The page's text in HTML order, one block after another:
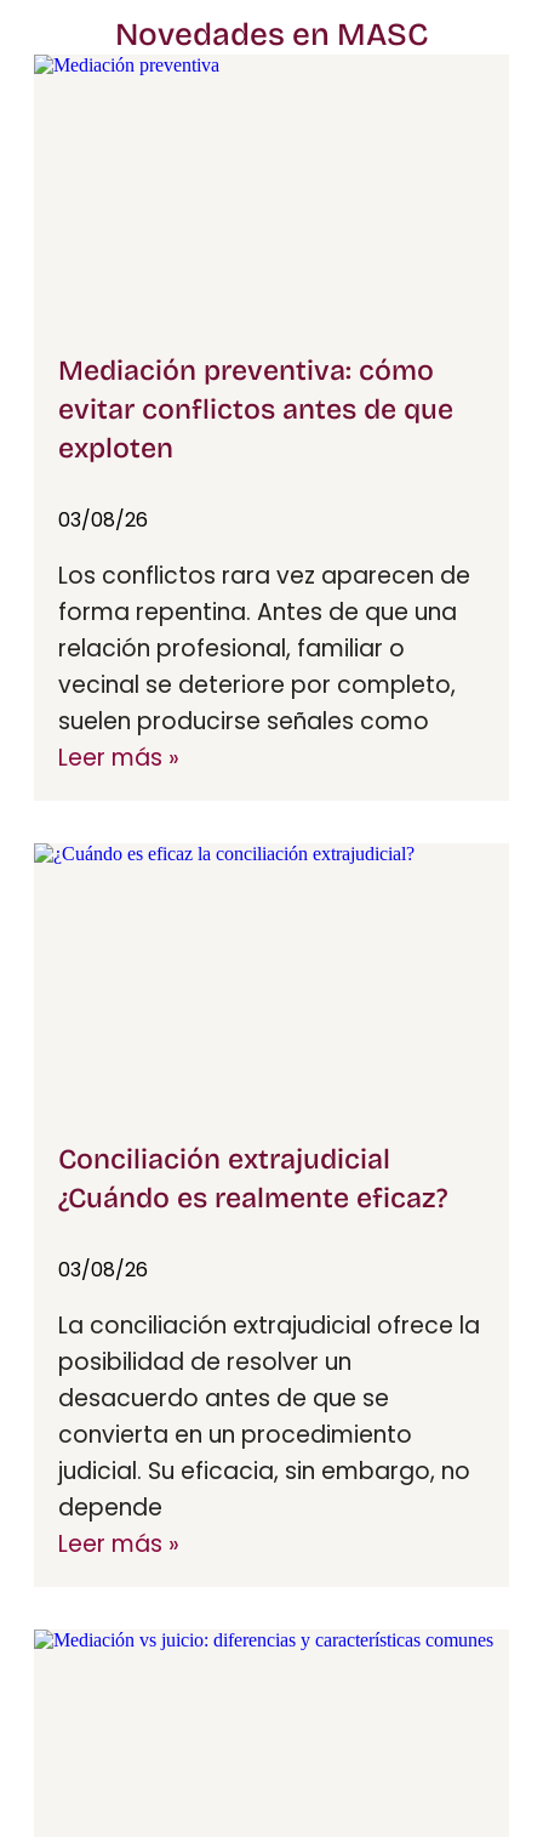
Novedades en MASC
Mediación preventiva: cómo
evitar conflictos antes de que
exploten
03/08/26
Los conflictos rara vez aparecen de
forma repentina. Antes de que una
relación profesional, familiar o
vecinal se deteriore por completo,
suelen producirse señales como
Leer más »
Conciliación extrajudicial
¿Cuándo es realmente eficaz?​
03/08/26
La conciliación extrajudicial ofrece la
posibilidad de resolver un
desacuerdo antes de que se
convierta en un procedimiento
judicial. Su eficacia, sin embargo, no
depende
Leer más »